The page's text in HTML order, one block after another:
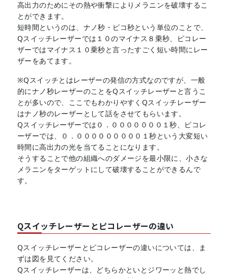
高出力のためにその熱や衝撃によりメラニンを破壊するこ
とができます。
短時間というのは、ナノ秒・ピコ秒という単位のことで、
Qスイッチレーザーでは１０のマイナス８乗秒、ピコレー
ザーではマイナス１０乗秒と言ったすごく短い時間にレー
ザーをあてます。
※Qスイッチとはレーザーの発信の方式なのですが、一般
的にナノ秒レーザーのことをQスイッチレーザーと言うこ
とが多いので、ここでもわかりやすくQスイッチレーザー
はナノ秒のレーザーとして話をさせてもらいます。
Qスイッチレーザーでは０．０００００００１秒、ピコレ
ーザーでは、０．０００００００００１秒という大変短い
時間に高出力の光を当てることになります。
そうすることで他の組織へのダメージを最小限に、小さな
メラニンをターゲットにして破壊することができるんで
す。
Qスイッチレーザーとピコレーザーの違い
Qスイッチレーザーとピコレーザーの違いについては、ま
ずは図を見てください。
Qスイッチレーザーは、どちらかといとジワーッと熱でし